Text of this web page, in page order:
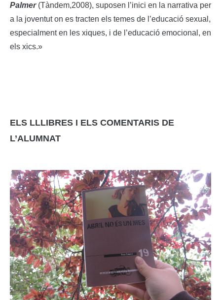
Palmer(Tàndem,2008), suposen l’inici en la narrativa per
a la joventut on es tracten els temes de l’educació sexual,
especialment en les xiques, i de l’educació emocional, en
els xics.»
ELS LLLIBRES I ELS COMENTARIS DE
L’ALUMNAT